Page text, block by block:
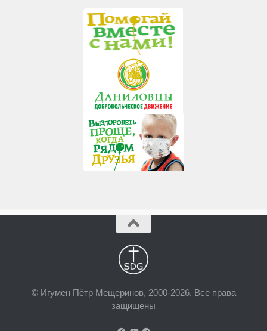
© Игумен Пётр Мещеринов, 2000-2026. Все права
защищены